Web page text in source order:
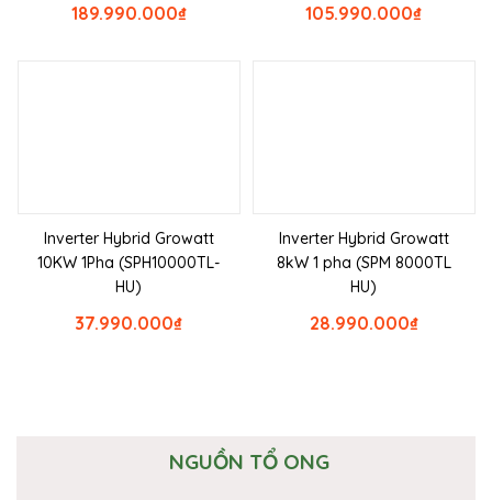
₫
189.990.000 ₫
105.990.000
Inverter Hybrid Growatt
10KW 1Pha (SPH10000TL-
HU)
₫
37.990.000
Inverter Hybrid Growatt
8kW 1 pha (SPM 8000TL
HU)
₫
28.990.000
NGUỒN TỔ ONG